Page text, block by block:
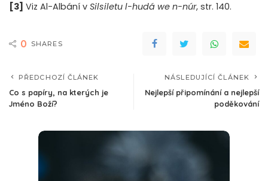
[3] Viz Al-Albání v Silsiletu l-hudá we n-núr, str. 140.
0 SHARES
PŘEDCHOZÍ ČLÁNEK
Co s papíry, na kterých je
Jméno Boží?
NÁSLEDUJÍCÍ ČLÁNEK
Nejlepší připomínání a nejlepší
poděkování